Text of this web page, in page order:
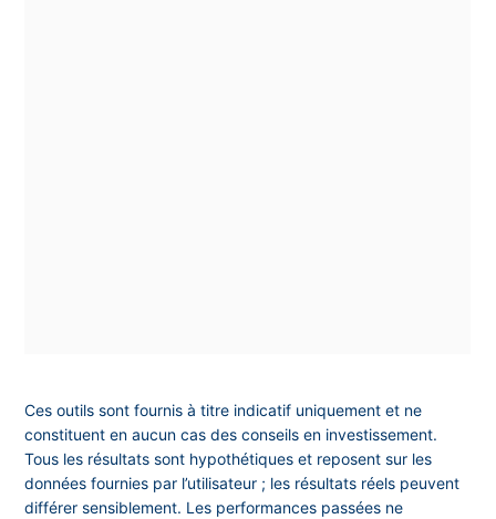
Ces outils sont fournis à titre indicatif uniquement et ne
constituent en aucun cas des conseils en investissement.
Tous les résultats sont hypothétiques et reposent sur les
données fournies par l’utilisateur ; les résultats réels peuvent
différer sensiblement. Les performances passées ne